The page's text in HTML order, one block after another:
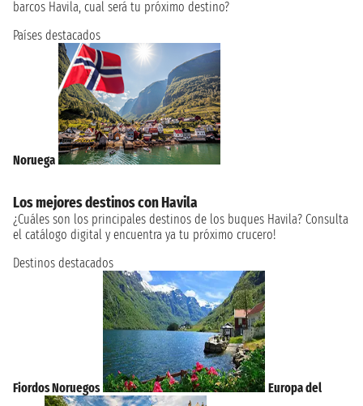
barcos Havila, cual será tu próximo destino?
Países destacados
Noruega
Los mejores destinos con Havila
¿Cuáles son los principales destinos de los buques Havila? Consulta
el catálogo digital y encuentra ya tu próximo crucero!
Destinos destacados
Fiordos Noruegos Europa del